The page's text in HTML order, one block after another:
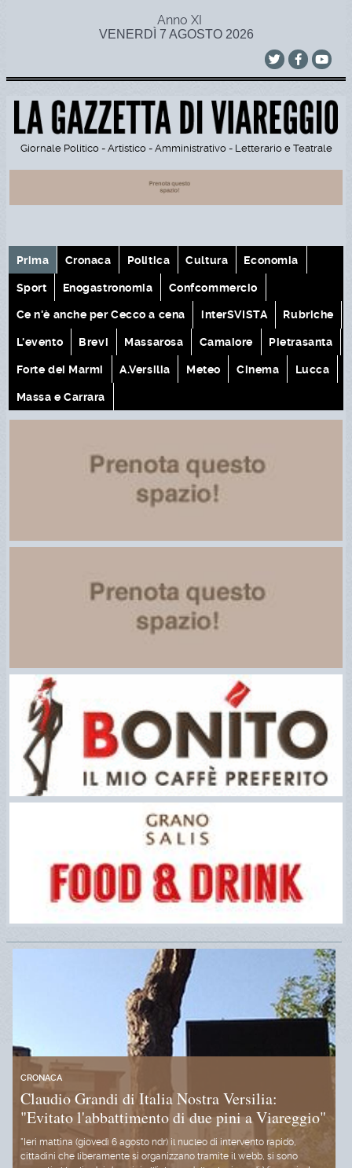
Anno XI
VENERDÌ 7 AGOSTO 2026
Giornale Politico - Artistico - Amministrativo - Letterario e Teatrale
Prima Cronaca Politica Cultura Economia
Sport Enogastronomia Confcommercio
Ce n'è anche per Cecco a cena interSVISTA Rubriche
L'evento Brevi Massarosa Camaiore Pietrasanta
Forte dei Marmi A.Versilia Meteo Cinema Lucca
Massa e Carrara
CRONACA
Claudio Grandi di Italia Nostra Versilia:
"Evitato l'abbattimento di due pini a Viareggio"
"Ieri mattina (giovedì 6 agosto ndr) il nucleo di intervento rapido,
cittadini che liberamente si organizzano tramite il webb, si sono